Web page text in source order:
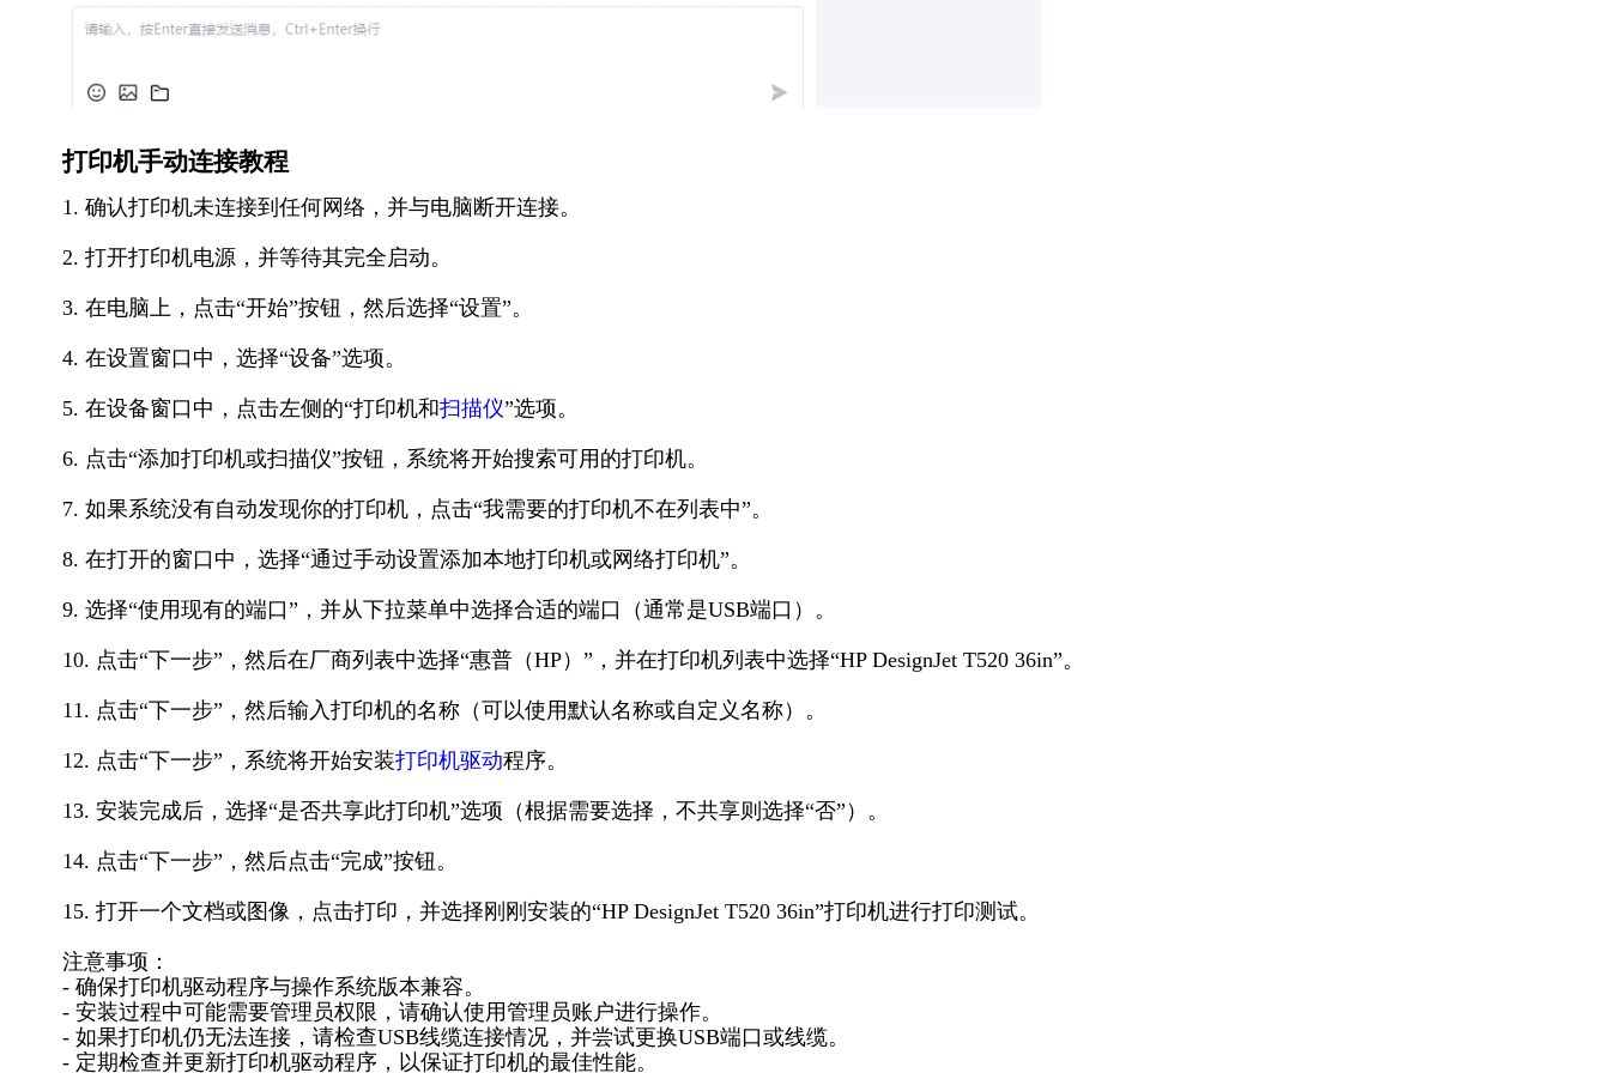
打印机手动连接教程
1. 确认打印机未连接到任何网络，并与电脑断开连接。
2. 打开打印机电源，并等待其完全启动。
3. 在电脑上，点击“开始”按钮，然后选择“设置”。
4. 在设置窗口中，选择“设备”选项。
5. 在设备窗口中，点击左侧的“打印机和扫描仪”选项。
6. 点击“添加打印机或扫描仪”按钮，系统将开始搜索可用的打印机。
7. 如果系统没有自动发现你的打印机，点击“我需要的打印机不在列表中”。
8. 在打开的窗口中，选择“通过手动设置添加本地打印机或网络打印机”。
9. 选择“使用现有的端口”，并从下拉菜单中选择合适的端口（通常是USB端口）。
10. 点击“下一步”，然后在厂商列表中选择“惠普（HP）”，并在打印机列表中选择“HP DesignJet T520 36in”。
11. 点击“下一步”，然后输入打印机的名称（可以使用默认名称或自定义名称）。
12. 点击“下一步”，系统将开始安装打印机驱动程序。
13. 安装完成后，选择“是否共享此打印机”选项（根据需要选择，不共享则选择“否”）。
14. 点击“下一步”，然后点击“完成”按钮。
15. 打开一个文档或图像，点击打印，并选择刚刚安装的“HP DesignJet T520 36in”打印机进行打印测试。
注意事项：
- 确保打印机驱动程序与操作系统版本兼容。
- 安装过程中可能需要管理员权限，请确认使用管理员账户进行操作。
- 如果打印机仍无法连接，请检查USB线缆连接情况，并尝试更换USB端口或线缆。
- 定期检查并更新打印机驱动程序，以保证打印机的最佳性能。